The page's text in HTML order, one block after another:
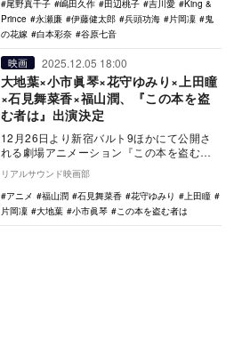
尾野真千子
嶋田久作 田辺桃子 吉川愛
King &
Prince
永瀬廉 伊藤健太郎 兵頭功海 片岡凜
鬼
の花嫁
白本彩奈 谷原七音
映画 2025.12.05 18:00
大地葉×小市眞琴×花守ゆみり×上田瞳
×石見舞菜香×福山潤、『この本を盗
む者は』出演決定
12月26日より新宿バルト9ほかにて公開さ
れる劇場アニメーション『この本を盗む者
は』の追加キャストとして、大地葉、小市
眞琴、花守…
リアルサウンド映画部
アニメ
福山潤 石見舞菜香 花守ゆみり
上田瞳
片岡凜
大地葉 小市眞琴 この本を盗む者は